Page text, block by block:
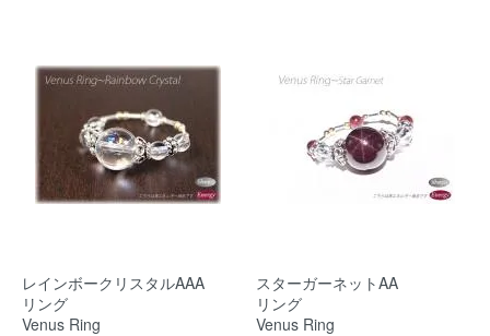
レインボークリスタルAAA
リング
Venus Ring
スターガーネットAA
リング
Venus Ring